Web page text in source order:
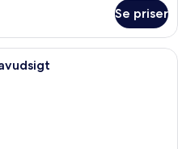
Se priser
2 soveværelser, pengeskab på